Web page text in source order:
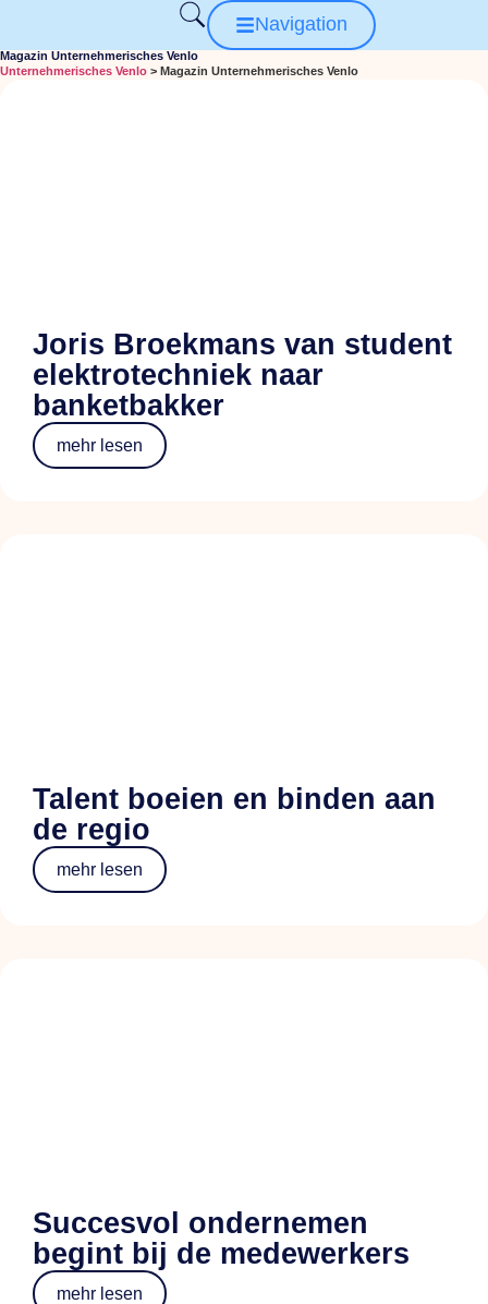
Navigation
Magazin Unternehmerisches Venlo
Unternehmerisches Venlo > Magazin Unternehmerisches Venlo
Joris Broekmans van student
elektrotechniek naar
banketbakker
mehr lesen
Talent boeien en binden aan
de regio
mehr lesen
Succesvol ondernemen
begint bij de medewerkers
mehr lesen